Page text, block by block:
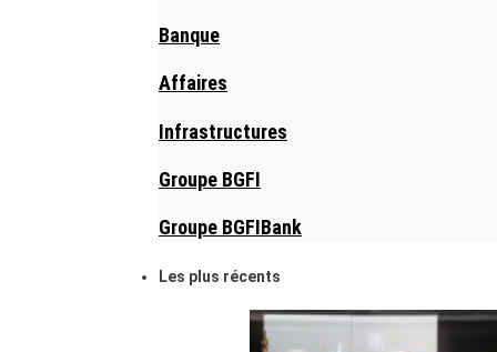
Banque
Affaires
Infrastructures
Groupe BGFI
Groupe BGFIBank
Les plus récents